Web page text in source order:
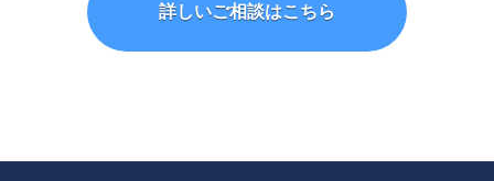
詳しいご相談はこちら